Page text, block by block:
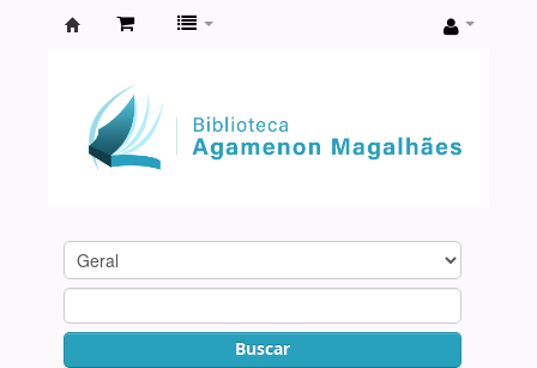
Agamenon
Magalhães
Buscar